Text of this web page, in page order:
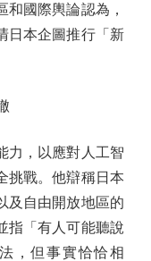
和國際輿論認為，
日本企圖推行「新
，以應對人工智
挑戰。他辯稱日本
及自由開放地區的
指「有人可能聽說
，但事實恰恰相